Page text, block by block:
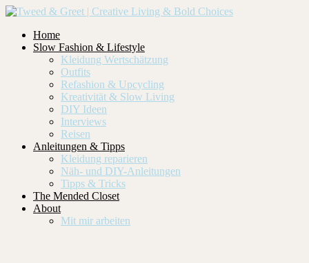
Home
Slow Fashion & Lifestyle
Kleidung Wertschätzung
Outfits
Refashion & Upcycling
Kreativität & Slow Living
DIY Ideen
Interviews
Reisen
Anleitungen & Tipps
Kleidung reparieren
Näh- und DIY-Anleitungen
Tipps & Tricks
The Mended Closet
About
Mit mir arbeiten